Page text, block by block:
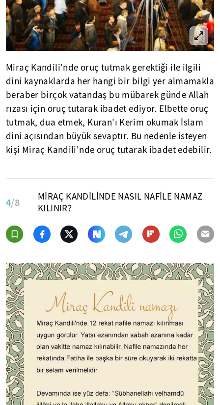
Miraç Kandili'nde oruç tutmak gerektiği ile ilgili
dini kaynaklarda her hangi bir bilgi yer almamakla
beraber birçok vatandaş bu mübarek günde Allah
rızası için oruç tutarak ibadet ediyor. Elbette oruç
tutmak, dua etmek, Kuran'ı Kerim okumak İslam
dini açısından büyük sevaptır. Bu nedenle isteyen
kişi Miraç Kandili'nde oruç tutarak ibadet edebilir.
4/8
MİRAÇ KANDİLİNDE NASIL NAFİLE NAMAZ
KILINIR?